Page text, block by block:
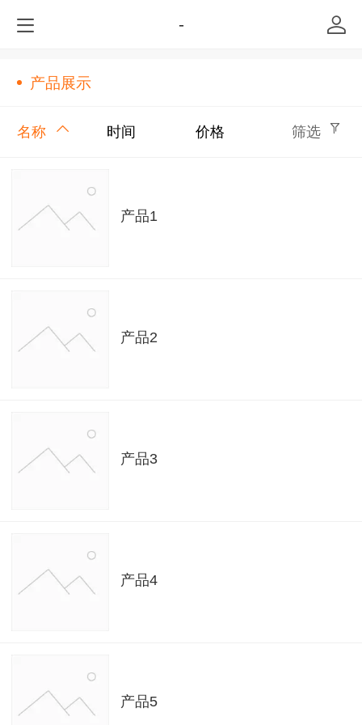
-
产品展示
名称 时间 价格 筛选
产品1
产品2
产品3
产品4
产品5